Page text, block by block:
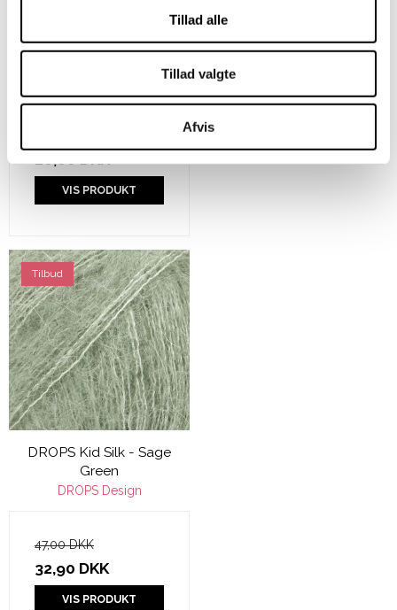
Tillad alle
Tillad valgte
Afvis
Karen Klarbæk 8/4 -
Light Yellow
VIS PRODUKT
Tilbud
DROPS Kid Silk - Sage
Green
DROPS Design
47,00 DKK
32,90 DKK
VIS PRODUKT